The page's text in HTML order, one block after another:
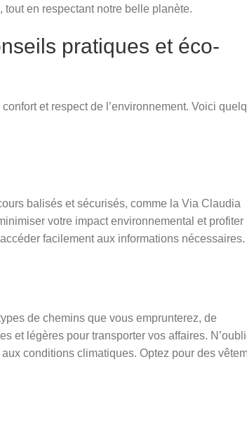
en respectant notre belle planète.
pratiques et éco-
confort et respect de l’environnement. Voici
balisés et sécurisés, comme la Via Claudia
votre impact environnemental et profiter
facilement aux informations nécessaires.
de chemins que vous emprunterez, de
et légères pour transporter vos affaires.
conditions climatiques. Optez pour des